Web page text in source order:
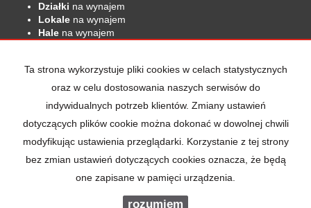
Działki na wynajem
Lokale na wynajem
Hale na wynajem
Mieszkaniana sprzedaż
na sprzedaż
Lokalena sprzedaż
Halena sprzedaż
Galactica Virgo
Ta strona wykorzystuje pliki cookies w celach statystycznych
oraz w celu dostosowania naszych serwisów do
indywidualnych potrzeb klientów. Zmiany ustawień
dotyczących plików cookie można dokonać w dowolnej chwili
modyfikując ustawienia przeglądarki. Korzystanie z tej strony
bez zmian ustawień dotyczących cookies oznacza, że będą
one zapisane w pamięci urządzenia.
rozumiem